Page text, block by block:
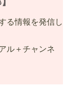
る情報を発信し
ル＋チャンネ